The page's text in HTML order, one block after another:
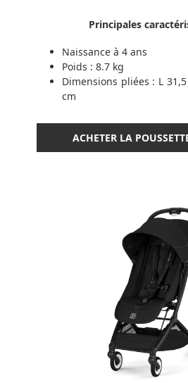
Principales
Naissance à 4 ans
Poids : 8.7 kg
Dimensions pliées : L
cm
ACHETER LA